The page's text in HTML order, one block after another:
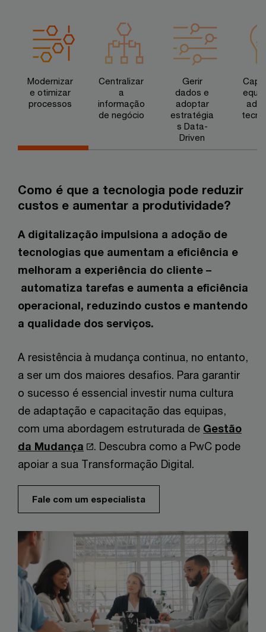
Modernizar
e otimizar
processos
Centralizar
a
informação
de negócio
Gerir
dados e
adoptar
estratégia
s Data-
Driven
Como é que a tecnologia pode reduzir
custos e aumentar a produtividade?
A digitalização impulsiona a adoção de
tecnologias que aumentam a eficiência e
melhoram a experiência do cliente –
automatiza tarefas e aumenta a eficiência
operacional, reduzindo custos e mantendo
a qualidade dos serviços.
A resistência à mudança continua, no entanto,
a ser um dos maiores desafios. Para garantir
o sucesso é essencial investir numa cultura
de adaptação e capacitação das equipas,
com uma abordagem estruturada de Gestão
da Mudança
. Descubra como a PwC pode
apoiar a sua Transformação Digital.
Fale com um especialista